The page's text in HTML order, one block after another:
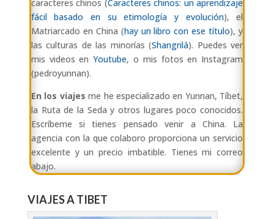
caracteres chinos (Caracteres chinos: un aprendizaje
fácil basado en su etimología y evolución), el
Matriarcado en China (hay un libro con ese título), y
las culturas de las minorías (Shangrilá). Puedes ver
mis videos enYoutube, o mis fotos en Instagram
(pedroyunnan).
En los viajes me he especializado en Yunnan, Tíbet,
la Ruta de la Seda y otros lugares poco conocidos.
Escríbeme si tienes pensado venir a China. La
agencia con la que colaboro proporciona un servicio
excelente y un precio imbatible. Tienes mi correo
abajo.
VIAJES A TIBET